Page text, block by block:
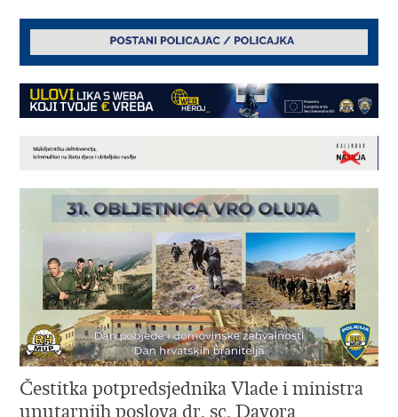
Čestitka potpredsjednika Vlade i ministra
unutarnjih poslova dr. sc. Davora